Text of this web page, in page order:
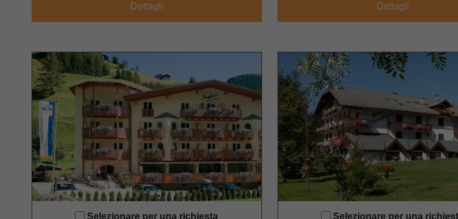
Dettagli Dettagli
Selezionare per una richiesta
Selezionare per una